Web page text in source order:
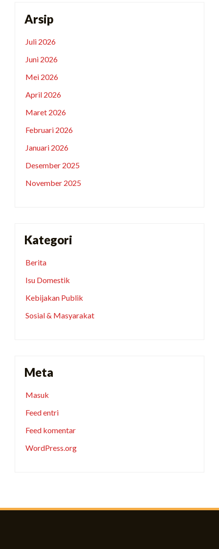
Arsip
Juli 2026
Juni 2026
Mei 2026
April 2026
Maret 2026
Februari 2026
Januari 2026
Desember 2025
November 2025
Kategori
Berita
Isu Domestik
Kebijakan Publik
Sosial & Masyarakat
Meta
Masuk
Feed entri
Feed komentar
WordPress.org